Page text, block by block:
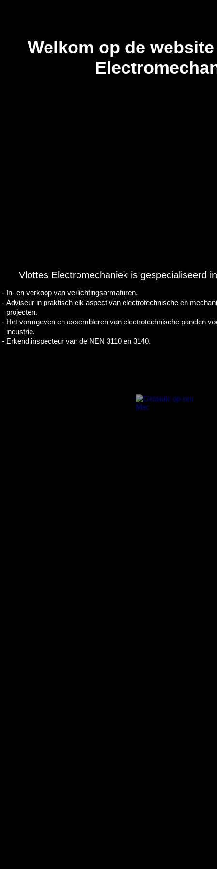
Welkom op de
- In- en verkoop van verlichtingsarmaturen.
- Adviseur in praktisch elk aspect van electrotechnische en
projecten.
- Het vormgeven en assembleren van electrotechnische panelen
industrie.
- Erkend inspecteur van de NEN 3110 en 3140.
Vlottes Electromechaniek is gespecialiseerd